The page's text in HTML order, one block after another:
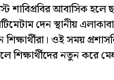
শাবিপ্রবির আবাসিক হলে
দেন স্থানীয়
ওই সময়
শিক্ষার্থীদের নতুন করে